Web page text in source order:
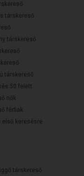
társkereső
társkereső
társkereső
50 felett
nők
férfiak
első keresésre
társkereső